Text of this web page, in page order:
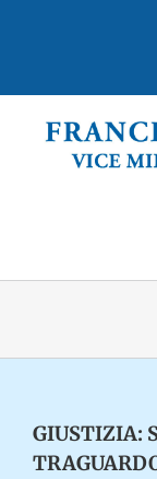
GIUSTIZIA: